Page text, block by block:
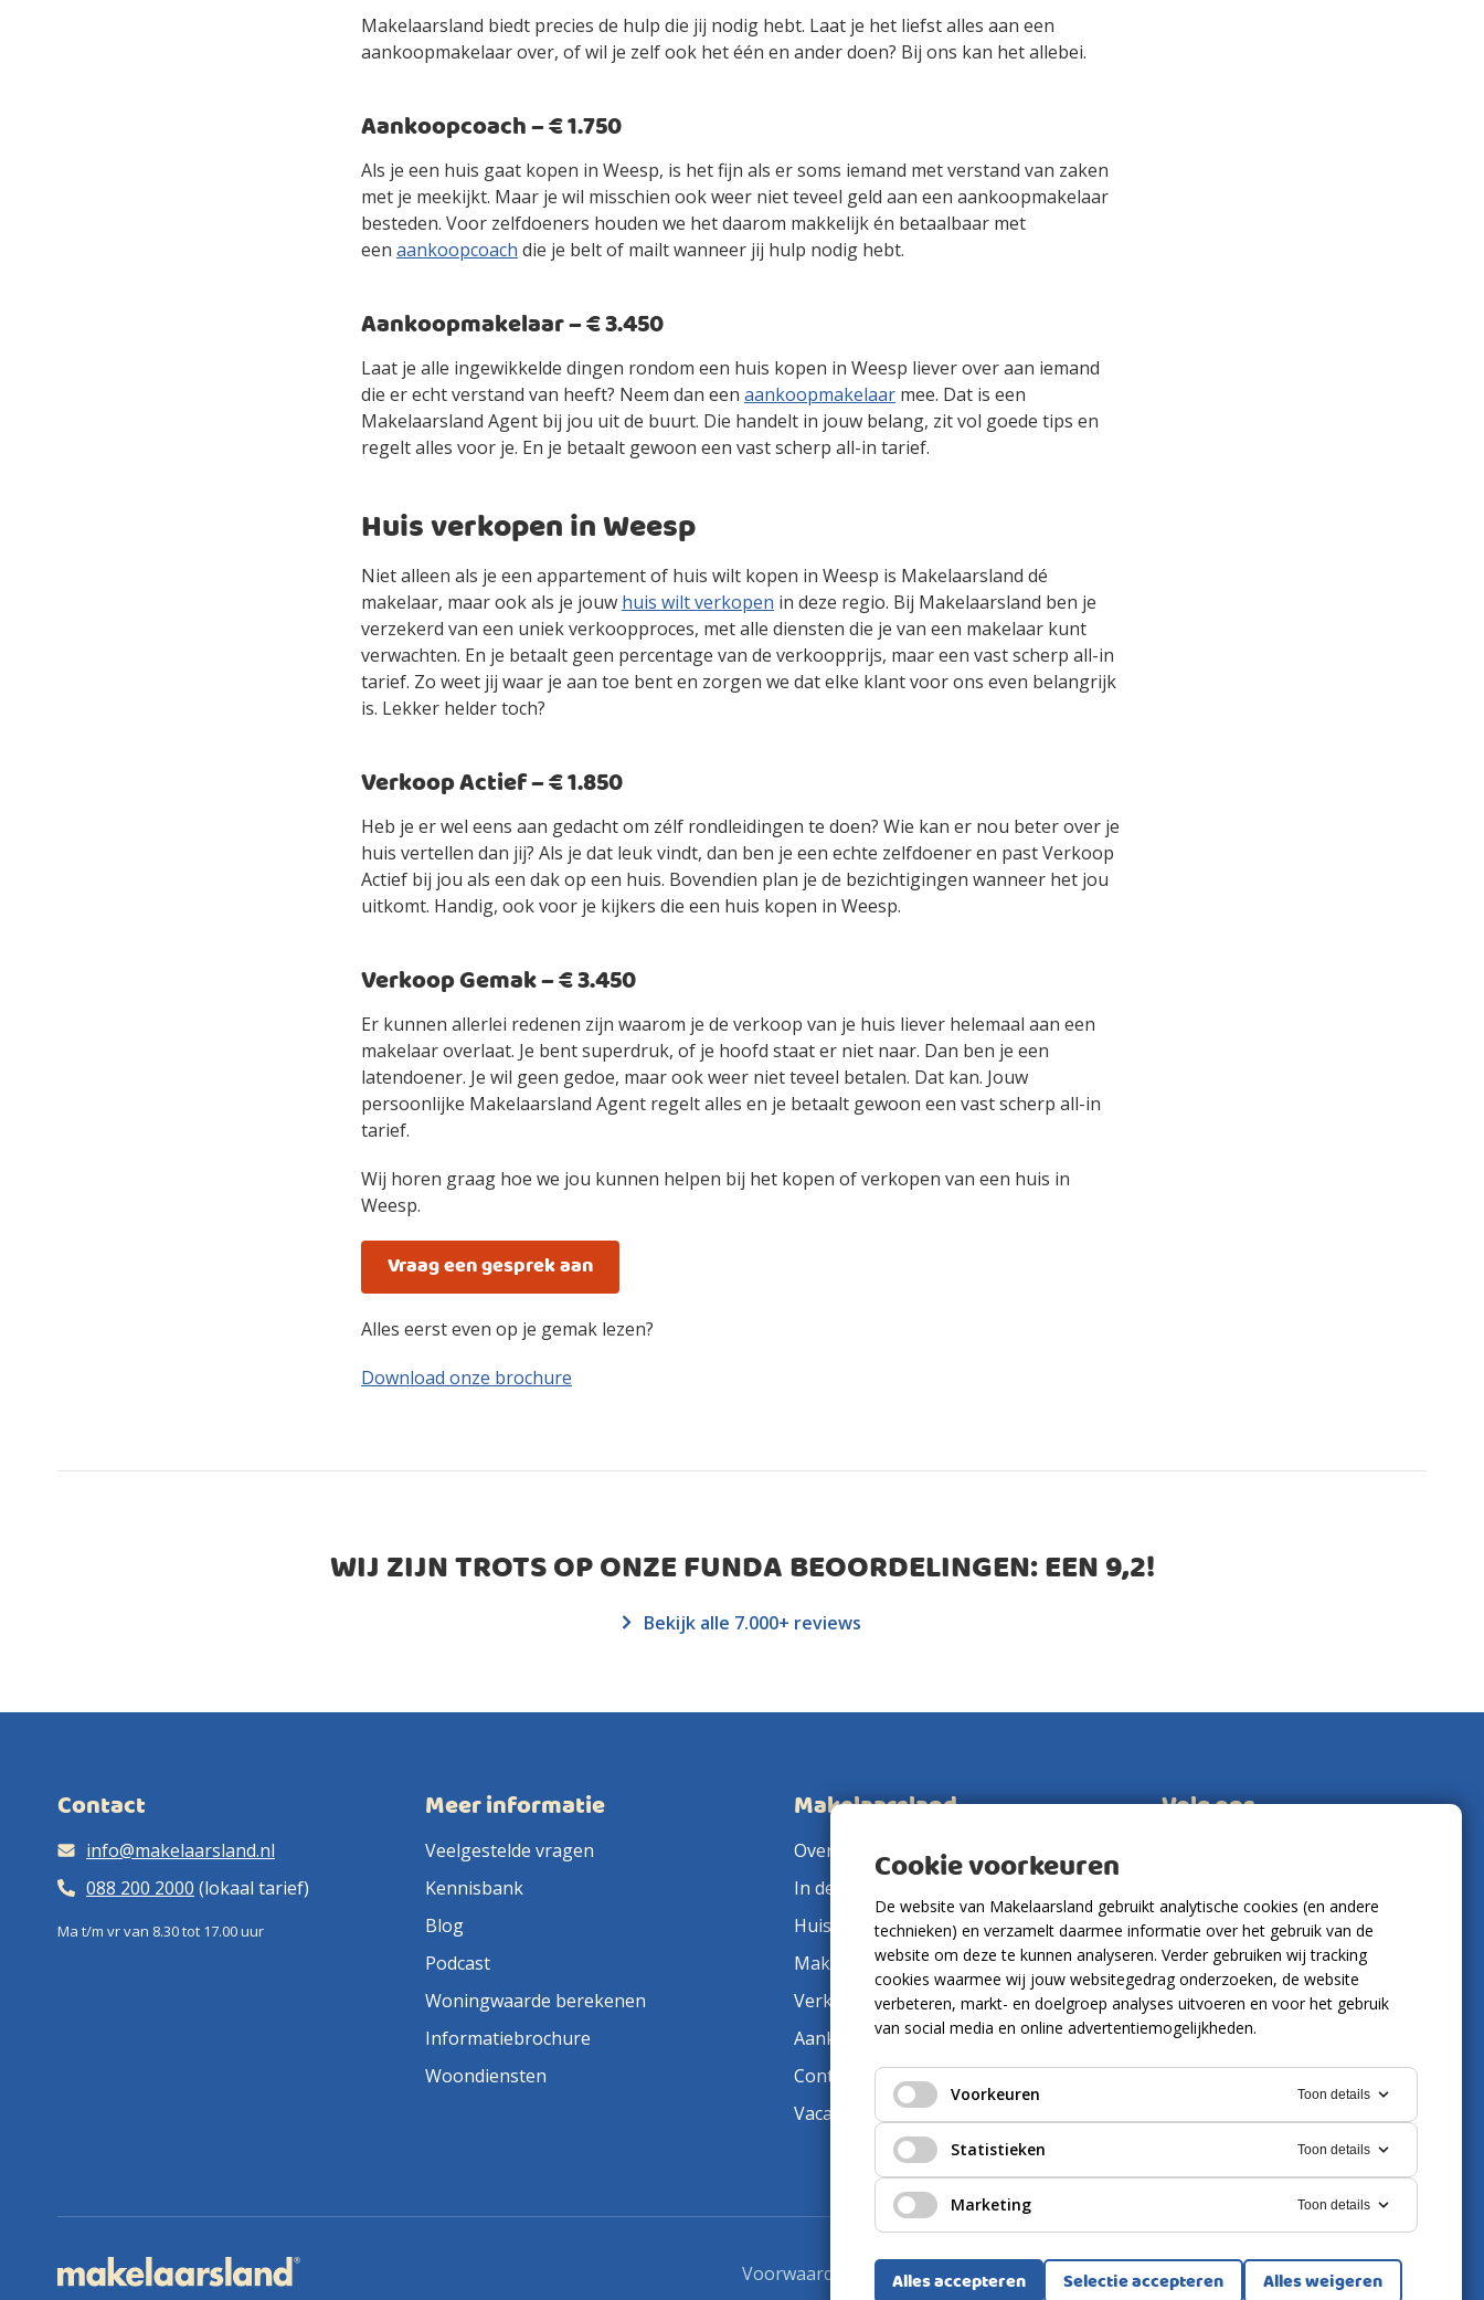
Makelaarsland biedt precies de hulp die jij nodig hebt. Laat je het liefst alles aan een
aankoopmakelaar over, of wil je zelf ook het één en ander doen? Bij ons kan het allebei.
Aankoopcoach – € 1.750
Als je een huis gaat kopen in Weesp, is het fijn als er soms iemand met verstand van zaken
met je meekijkt. Maar je wil misschien ook weer niet teveel geld aan een aankoopmakelaar
besteden. Voor zelfdoeners houden we het daarom makkelijk én betaalbaar met
een aankoopcoach die je belt of mailt wanneer jij hulp nodig hebt.
Aankoopmakelaar – € 3.450
Laat je alle ingewikkelde dingen rondom een huis kopen in Weesp liever over aan iemand
die er echt verstand van heeft? Neem dan een aankoopmakelaar mee. Dat is een
Makelaarsland Agent bij jou uit de buurt. Die handelt in jouw belang, zit vol goede tips en
regelt alles voor je. En je betaalt gewoon een vast scherp all-in tarief.
Huis verkopen in Weesp
Niet alleen als je een appartement of huis wilt kopen in Weesp is Makelaarsland dé
makelaar, maar ook als je jouw huis wilt verkopen in deze regio. Bij Makelaarsland ben je
verzekerd van een uniek verkoopproces, met alle diensten die je van een makelaar kunt
verwachten. En je betaalt geen percentage van de verkoopprijs, maar een vast scherp all-in
tarief. Zo weet jij waar je aan toe bent en zorgen we dat elke klant voor ons even belangrijk
is. Lekker helder toch?
Verkoop Actief – € 1.850
Heb je er wel eens aan gedacht om zélf rondleidingen te doen? Wie kan er nou beter over je
huis vertellen dan jij? Als je dat leuk vindt, dan ben je een echte zelfdoener en past Verkoop
Actief bij jou als een dak op een huis. Bovendien plan je de bezichtigingen wanneer het jou
uitkomt. Handig, ook voor je kijkers die een huis kopen in Weesp.
Verkoop Gemak – € 3.450
Er kunnen allerlei redenen zijn waarom je de verkoop van je huis liever helemaal aan een
makelaar overlaat. Je bent superdruk, of je hoofd staat er niet naar. Dan ben je een
latendoener. Je wil geen gedoe, maar ook weer niet teveel betalen. Dat kan. Jouw
persoonlijke Makelaarsland Agent regelt alles en je betaalt gewoon een vast scherp all-in
tarief.
Wij horen graag hoe we jou kunnen helpen bij het kopen of verkopen van een huis in
Weesp.
Vraag een gesprek aan
Alles eerst even op je gemak lezen?
Download onze brochure
WIJ ZIJN TROTS OP ONZE FUNDA BEOORDELINGEN: EEN9,2!
Bekijk alle 7.000+ reviews
Contact
info@makelaarsland.nl
088 200 2000 (lokaal tarief)
Ma t/m vr van 8.30 tot 17.00 uur
Meer informatie
Veelgestelde vragen
Kennisbank
Blog
Podcast
Woningwaarde berekenen
Informatiebrochure
Woondiensten
Makelaarsland
Over ons
In de pers
Huis verkopen
Makelaar in de buurt
Verkoopmakelaar
Aankoopmakelaar
Contact
Vacatures
Volg ons
Voorwaarden Privacyverklaring Cookies
Cookie voorkeuren
De website van Makelaarsland gebruikt analytische cookies (en andere
technieken) en verzamelt daarmee informatie over het gebruik van de
website om deze te kunnen analyseren. Verder gebruiken wij tracking
cookies waarmee wij jouw websitegedrag onderzoeken, de website
verbeteren, markt- en doelgroep analyses uitvoeren en voor het gebruik
van social media en online advertentiemogelijkheden.
Voorkeuren Toon details
Statistieken Toon details
Marketing Toon details
Alles accepteren Selectie accepteren Alles weigeren